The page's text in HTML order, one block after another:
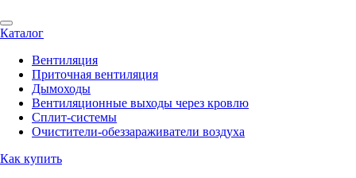
Каталог
Вентиляция
Приточная вентиляция
Дымоходы
Вентиляционные выходы через кровлю
Сплит-системы
Очистители-обеззараживатели воздуха
Как купить